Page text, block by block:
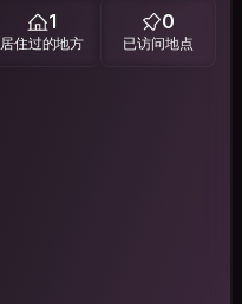
1
居住过的地方
0
已访问地点